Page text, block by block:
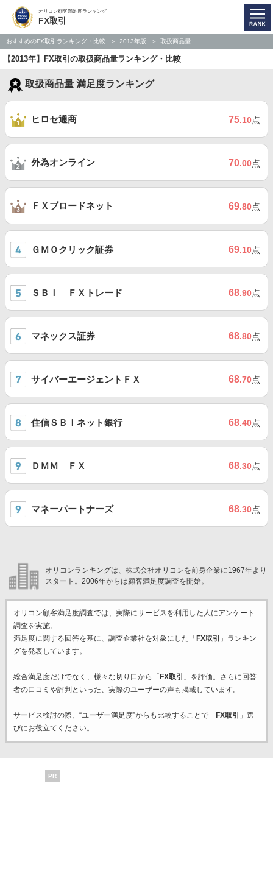
オリコン顧客満足度ランキング
FX取引
おすすめのFX取引ランキング・比較 2013年版 取扱商品量
【2013年】FX取引の取扱商品量ランキング・比較
取扱商品量 満足度ランキング
ヒロセ通商 75.10点
外為オンライン 70.00点
ＦＸブロードネット 69.80点
ＧＭＯクリック証券 69.10点
ＳＢＩ ＦＸトレード 68.90点
マネックス証券 68.80点
サイバーエージェントＦＸ 68.70点
住信ＳＢＩネット銀行 68.40点
ＤＭＭ ＦＸ 68.30点
マネーパートナーズ 68.30点
オリコンランキングは、株式会社オリコンを前身企業に1967年より
スタート。2006年からは顧客満足度調査を開始。
オリコン顧客満足度調査では、実際にサービスを利用した 人にアンケート
調査を実施。
満足度に関する回答を基に、調査企業社を対象にした「 FX取引
」ランキン
グを発表しています。
総合満足度だけでなく、様々な切り口から「 FX取引
」を評価。さらに回答
者の口コミや評判といった、実際のユーザーの声も掲載しています。
サービス検討の際、“ユーザー満足度”からも比較することで「 FX取引
」選
びにお役立てください。
PR